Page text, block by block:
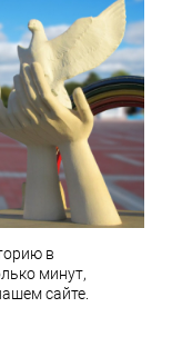
в
минут,
сайте.